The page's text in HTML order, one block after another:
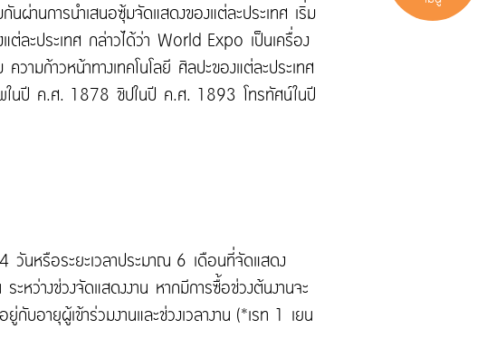
านการนำเสนอซุ้มจัดแสดงของแต่ละประเทศ เริ่ม
ต่ละประเทศ กล่าวได้ว่า World Expo เป็นเครื่อง
ามก้าวหน้าทางเทคโนโลยี ศิลปะของแต่ละประเทศ
พในปี ค.ศ. 1878 ชิปในปี ค.ศ. 1893 โทรทัศน์ในปี
นหรือระยะเวลาประมาณ 6 เดือนที่จัดแสดง
ว่างช่วงจัดแสดงงาน หากมีการซื้อช่วงต้นงานจะ
ยุผู้เข้าร่วมงานและช่วงเวลางาน (*เรท 1 เยน